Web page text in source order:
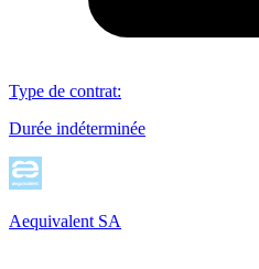
Type de contrat:
Durée indéterminée
Aequivalent SA